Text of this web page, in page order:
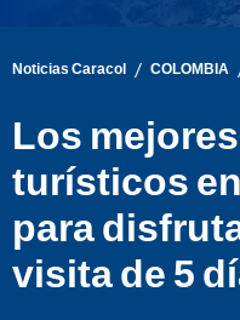
Noticias Caracol / COLOMBIA
Los
turísticos
para
visita de 5